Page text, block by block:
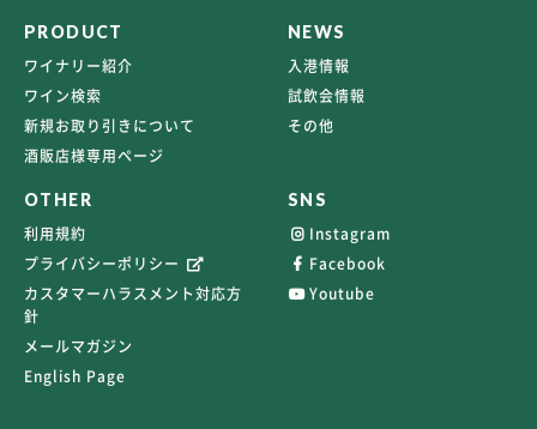
PRODUCT
ワイナリー紹介
ワイン検索
新規お取り引きについて
酒販店様専用ページ
NEWS
入港情報
試飲会情報
その他
OTHER
利用規約
プライバシーポリシー
カスタマーハラスメント対応方
針
メールマガジン
English Page
SNS
Instagram
Facebook
Youtube